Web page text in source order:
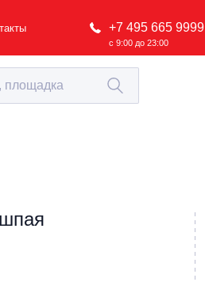
+7 495 665 9999
с 9:00 до 23:00